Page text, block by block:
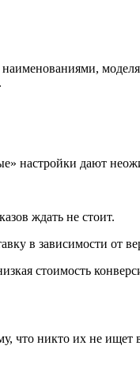
настройки дают
ждать не стоит.
в зависимости от
стоимость
что никто их не ищет